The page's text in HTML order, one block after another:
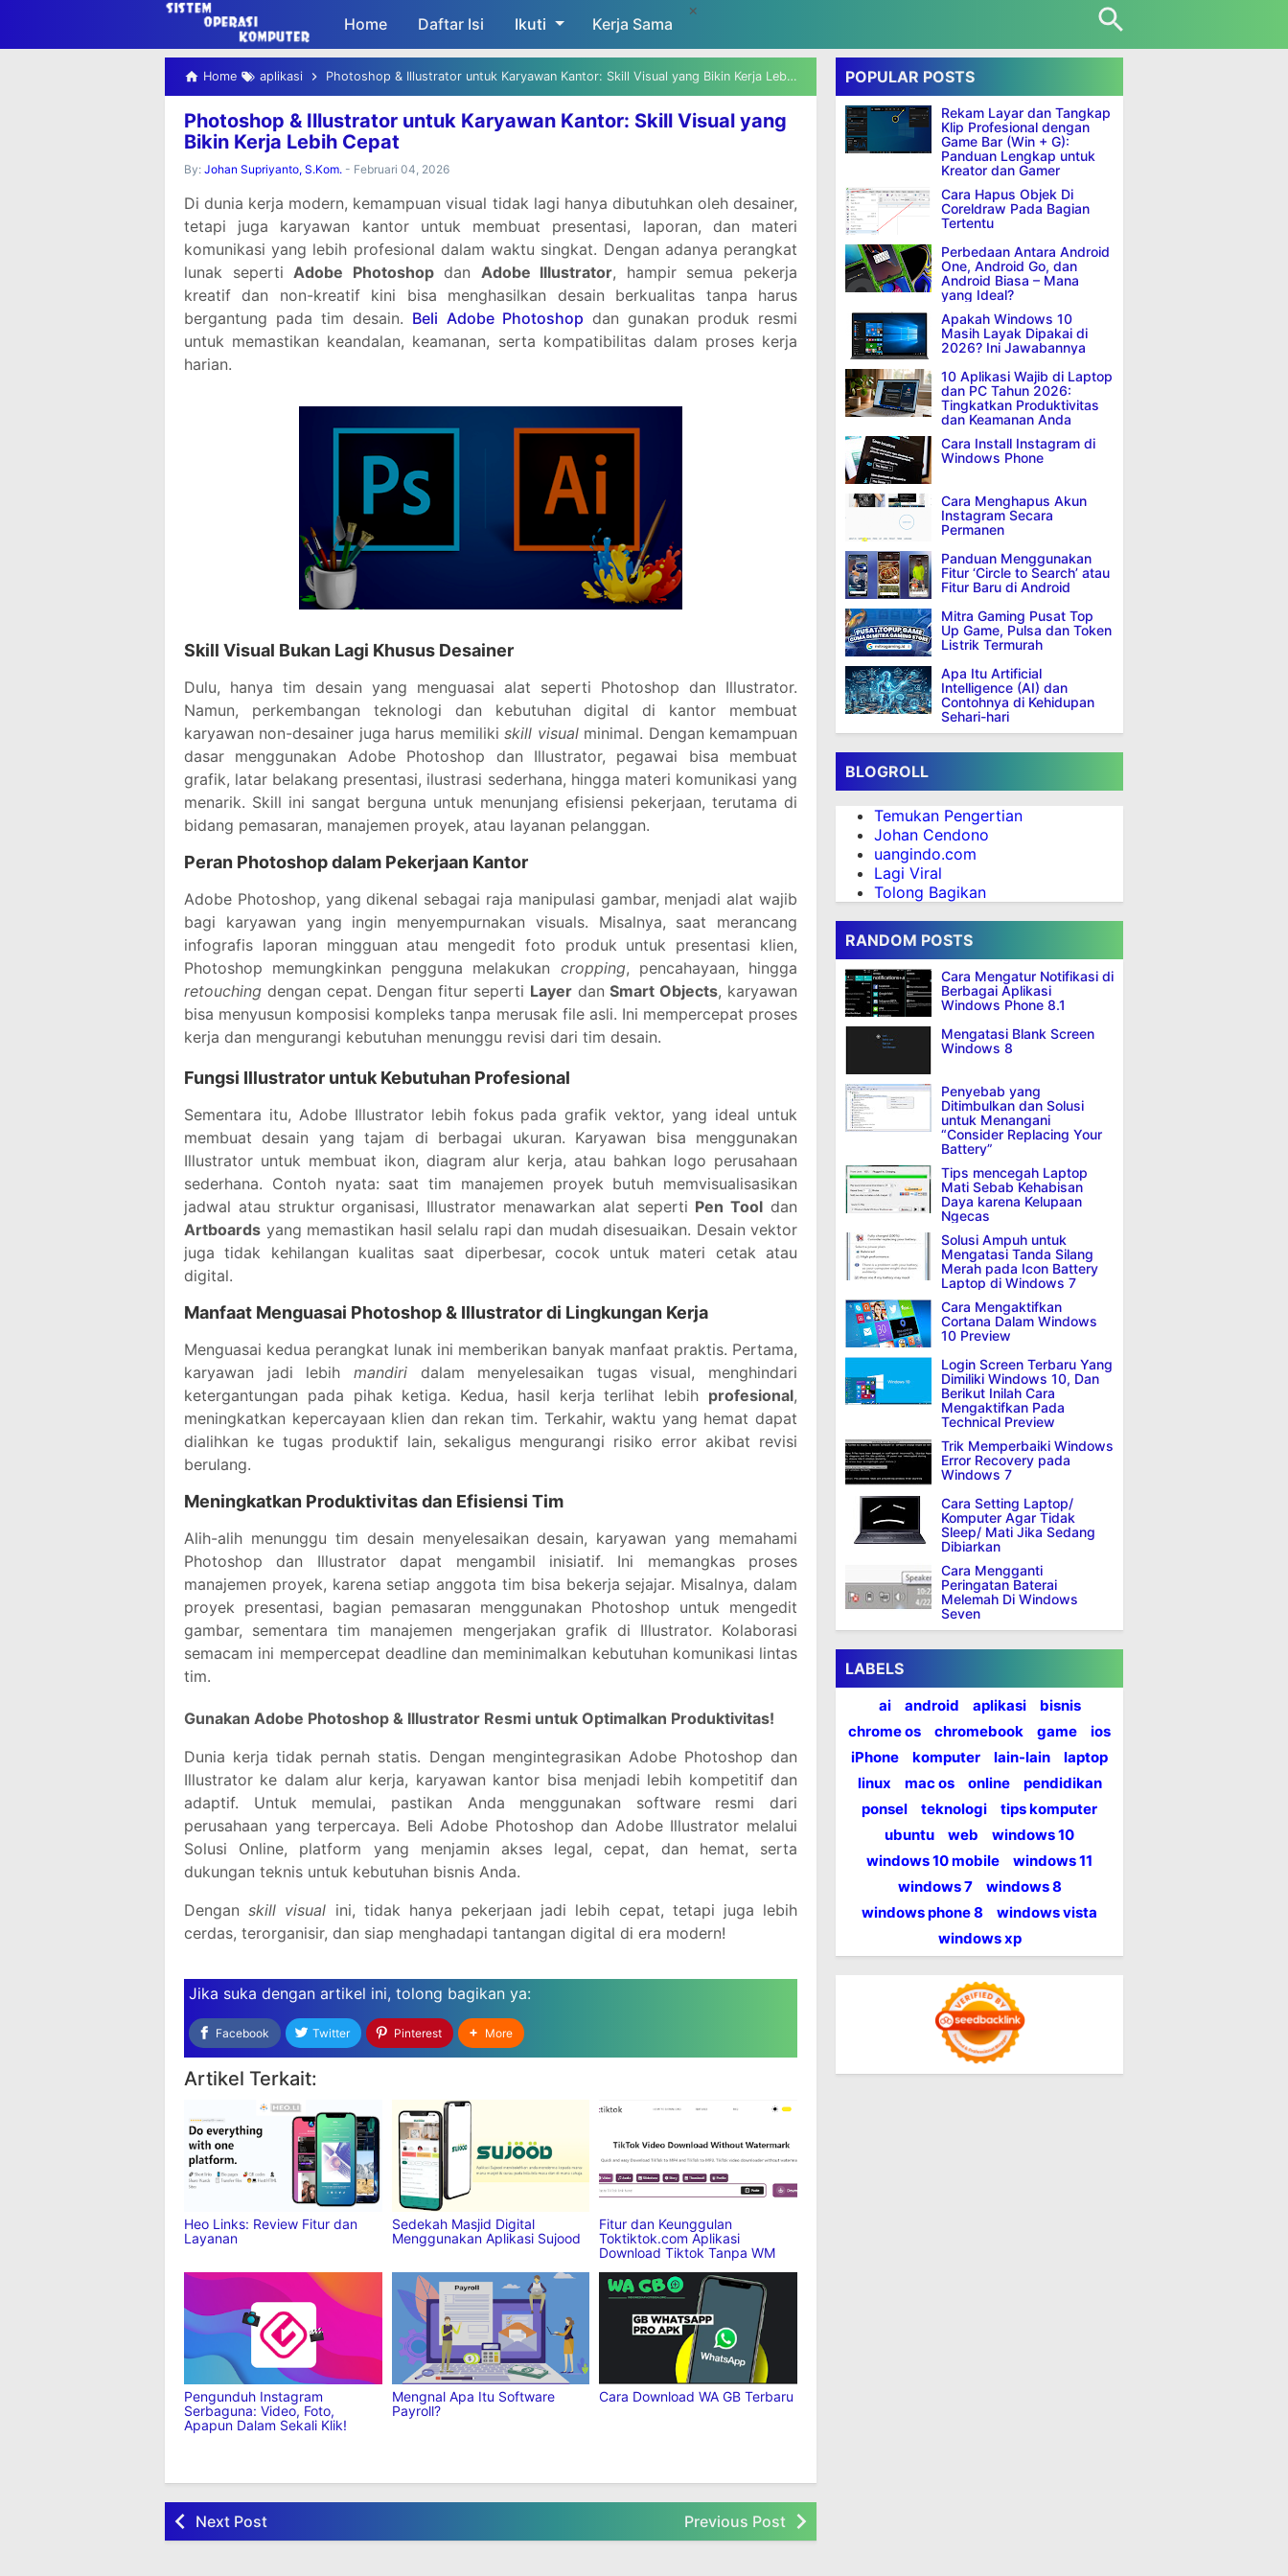
Skip to main content
Home Daftar Isi Ikuti Kerja Sama
×
Home aplikasi Photoshop & Illustrator untuk Karyawan Kantor: Skill Visual yang Bikin Kerja Lebih Cepat
Photoshop & Illustrator untuk Karyawan Kantor: Skill Visual yang
Bikin Kerja Lebih Cepat
By: Johan Supriyanto, S.Kom. - Februari 04, 2026
Di dunia kerja modern, kemampuan visual tidak lagi hanya dibutuhkan oleh desainer,
tetapi juga karyawan kantor untuk membuat presentasi, laporan, dan materi
komunikasi yang lebih profesional dalam waktu singkat. Dengan adanya perangkat
lunak sepertiAdobe Photoshopdan Adobe Illustrator, hampir semua pekerja
kreatif dan non-kreatif kini bisa menghasilkan desain berkualitas tanpa harus
bergantung pada tim desain. Beli Adobe Photoshop dan gunakan produk resmi
untuk memastikan keandalan, keamanan, serta kompatibilitas dalam proses kerja
harian.
Skill Visual Bukan Lagi Khusus Desainer
Dulu, hanya tim desain yang menguasai alat seperti Photoshop dan Illustrator.
Namun, perkembangan teknologi dan kebutuhan digital di kantor membuat
karyawan non-desainer juga harus memilikiskill visualminimal. Dengan kemampuan
dasar menggunakan Adobe Photoshop dan Illustrator, pegawai bisa membuat
grafik, latar belakang presentasi, ilustrasi sederhana, hingga materi komunikasi yang
menarik. Skill ini sangat berguna untuk menunjang efisiensi pekerjaan, terutama di
bidang pemasaran, manajemen proyek, atau layanan pelanggan.
Peran Photoshop dalam Pekerjaan Kantor
Adobe Photoshop, yang dikenal sebagai raja manipulasi gambar, menjadi alat wajib
bagi karyawan yang ingin menyempurnakan visuals. Misalnya, saat merancang
infografis laporan mingguan atau mengedit foto produk untuk presentasi klien,
Photoshop memungkinkan pengguna melakukan cropping, pencahayaan, hingga
retouching dengan cepat. Dengan fitur seperti LayerdanSmart Objects, karyawan
bisa menyusun komposisi kompleks tanpa merusak file asli. Ini mempercepat proses
kerja dan mengurangi kebutuhan menunggu revisi dari tim desain.
Fungsi Illustrator untuk Kebutuhan Profesional
Sementara itu, Adobe Illustrator lebih fokus pada grafik vektor, yang ideal untuk
membuat desain yang tajam di berbagai ukuran. Karyawan bisa menggunakan
Illustrator untuk membuat ikon, diagram alur kerja, atau bahkan logo perusahaan
sederhana. Contoh nyata: saat tim manajemen proyek butuh memvisualisasikan
jadwal atau struktur organisasi, Illustrator menawarkan alat seperti Pen Tool dan
Artboards yang memastikan hasil selalu rapi dan mudah disesuaikan. Desain vektor
juga tidak kehilangan kualitas saat diperbesar, cocok untuk materi cetak atau
digital.
Manfaat Menguasai Photoshop & Illustrator di Lingkungan Kerja
Menguasai kedua perangkat lunak ini memberikan banyak manfaat praktis. Pertama,
karyawan jadi lebih mandiridalam menyelesaikan tugas visual, menghindari
ketergantungan pada pihak ketiga. Kedua, hasil kerja terlihat lebih profesional,
meningkatkan kepercayaan klien dan rekan tim. Terkahir, waktu yang hemat dapat
dialihkan ke tugas produktif lain, sekaligus mengurangi risiko error akibat revisi
berulang.
Meningkatkan Produktivitas dan Efisiensi Tim
Alih-alih menunggu tim desain menyelesaikan desain, karyawan yang memahami
Photoshop dan Illustrator dapat mengambil inisiatif. Ini memangkas proses
manajemen proyek, karena setiap anggota tim bisa bekerja sejajar. Misalnya, dalam
proyek presentasi, bagian pemasaran menggunakan Photoshop untuk mengedit
gambar, sementara tim manajemen mengerjakan grafik di Illustrator. Kolaborasi
semacam ini mempercepat deadline dan meminimalkan kebutuhan komunikasi lintas
tim.
Gunakan Adobe Photoshop & Illustrator Resmi untuk Optimalkan Produktivitas!
Dunia kerja tidak pernah statis. Dengan mengintegrasikan Adobe Photoshop dan
Illustrator ke dalam alur kerja, karyawan kantor bisa menjadi lebih kompetitif dan
adaptif. Untuk memulai, pastikan Anda menggunakan software resmi dari
perusahaan yang terpercaya. Beli Adobe Photoshop dan Adobe Illustrator melalui
Solusi Online, platform yang menjamin akses legal, cepat, dan hemat, serta
dukungan teknis untuk kebutuhan bisnis Anda.
Denganskill visual ini, tidak hanya pekerjaan jadi lebih cepat, tetapi juga lebih
cerdas, terorganisir, dan siap menghadapi tantangan digital di era modern!
Jika suka dengan artikel ini, tolong bagikan ya:
Facebook Twitter Pinterest More
Artikel Terkait:
Heo Links: Review Fitur dan
Layanan
Sedekah Masjid Digital
Menggunakan Aplikasi Sujood
Fitur dan Keunggulan
Toktiktok.com Aplikasi
Download Tiktok Tanpa WM
Pengunduh Instagram
Serbaguna: Video, Foto,
Apapun Dalam Sekali Klik!
Mengnal Apa Itu Software
Payroll?
Cara Download WA GB Terbaru
Next Post Previous Post
POPULAR POSTS
Rekam Layar dan Tangkap
Klip Profesional dengan
Game Bar (Win + G):
Panduan Lengkap untuk
Kreator dan Gamer
Cara Hapus Objek Di
Coreldraw Pada Bagian
Tertentu
Perbedaan Antara Android
One, Android Go, dan
Android Biasa – Mana
yang Ideal?
Apakah Windows 10
Masih Layak Dipakai di
2026? Ini Jawabannya
10 Aplikasi Wajib di Laptop
dan PC Tahun 2026:
Tingkatkan Produktivitas
dan Keamanan Anda
Cara Install Instagram di
Windows Phone
Cara Menghapus Akun
Instagram Secara
Permanen
Panduan Menggunakan
Fitur ‘Circle to Search’ atau
Fitur Baru di Android
Mitra Gaming Pusat Top
Up Game, Pulsa dan Token
Listrik Termurah
Apa Itu Artificial
Intelligence (AI) dan
Contohnya di Kehidupan
Sehari-hari
BLOGROLL
Temukan Pengertian
Johan Cendono
uangindo.com
Lagi Viral
Tolong Bagikan
RANDOM POSTS
Cara Mengatur Notifikasi di
Berbagai Aplikasi
Windows Phone 8.1
Mengatasi Blank Screen
Windows 8
Penyebab yang
Ditimbulkan dan Solusi
untuk Menangani
“Consider Replacing Your
Battery”
Tips mencegah Laptop
Mati Sebab Kehabisan
Daya karena Kelupaan
Ngecas
Solusi Ampuh untuk
Mengatasi Tanda Silang
Merah pada Icon Battery
Laptop di Windows 7
Cara Mengaktifkan
Cortana Dalam Windows
10 Preview
Login Screen Terbaru Yang
Dimiliki Windows 10, Dan
Berikut Inilah Cara
Mengaktifkan Pada
Technical Preview
Trik Memperbaiki Windows
Error Recovery pada
Windows 7
Cara Setting Laptop/
Komputer Agar Tidak
Sleep/ Mati Jika Sedang
Dibiarkan
Cara Mengganti
Peringatan Baterai
Melemah Di Windows
Seven
LABELS
ai android aplikasi
bisnis
chrome os
chromebook game
ios
iPhone
komputer lain-lain
laptop
linux
mac os online
pendidikan
ponsel
teknologi
tips komputer
ubuntu
web
windows 10
windows 10 mobile
windows 11
windows 7
windows 8
windows phone 8
windows vista
windows xp